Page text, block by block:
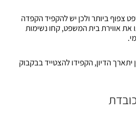
צפוף ביותר ולכן יש להקפיד הקפדה
את אווירת בית המשפט, קחו נשימות
יתארך הדיון, הקפידו להצטייד בבקבוק